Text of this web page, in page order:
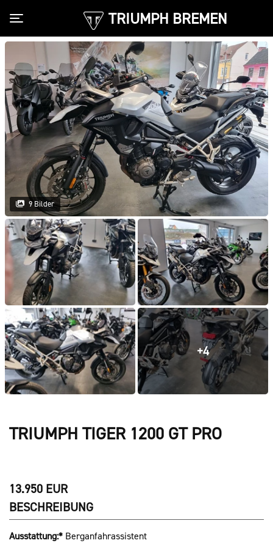
TRIUMPH BREMEN
Toggle navigation
9 Bilder
+4
TRIUMPH TIGER 1200 GT PRO
13.950 EUR
BESCHREIBUNG
Ausstattung:* Berganfahrassistent